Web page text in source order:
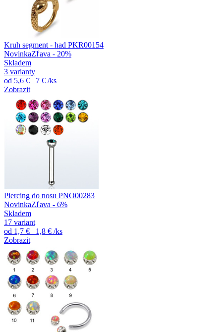
Kruh segment - had PKR00154
NovinkaZľava - 20%
Skladem
3 varianty
od 5,6 € 7 € /ks
Zobrazit
Piercing do nosu PNO00283
NovinkaZľava - 6%
Skladem
17 variant
od 1,7 € 1,8 € /ks
Zobrazit